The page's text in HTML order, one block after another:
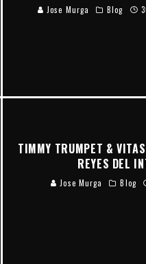
Jose Murga Blog
TIMMY TRUMPET & VITAS
REYES DEL
Jose Murga Blog